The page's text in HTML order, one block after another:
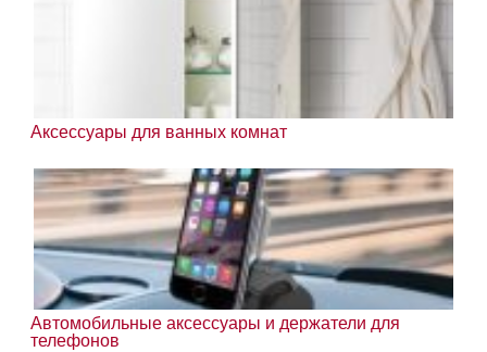
Аксессуары для ванных комнат
Автомобильные аксессуары и держатели для
телефонов